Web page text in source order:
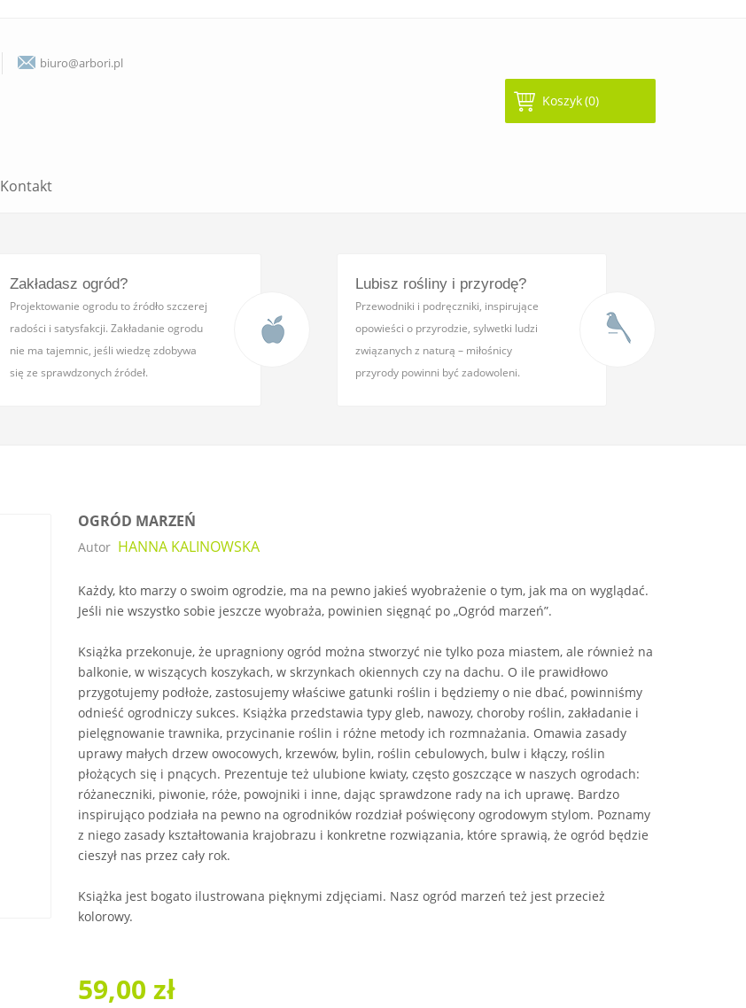
biuro@arbori.pl
Koszyk(0)
Kontakt
Zakładasz ogród?
Projektowanie ogrodu to źródło szczerej
radości i satysfakcji. Zakładanie ogrodu
nie ma tajemnic, jeśli wiedzę zdobywa
się ze sprawdzonych źródeł.
Lubisz rośliny i przyrodę?
Przewodniki i podręczniki, inspirujące
opowieści o przyrodzie, sylwetki ludzi
związanych z naturą – miłośnicy
przyrody powinni być zadowoleni.
OGRÓD MARZEŃ
Autor HANNA KALINOWSKA
Każdy, kto marzy o swoim ogrodzie, ma na pewno jakieś wyobrażenie o tym, jak ma on wyglądać.
Jeśli nie wszystko sobie jeszcze wyobraża, powinien sięgnąć po „Ogród marzeń”.
Książka przekonuje, że upragniony ogród można stworzyć nie tylko poza miastem, ale również na
balkonie, w wiszących koszykach, w skrzynkach okiennych czy na dachu. O ile prawidłowo
przygotujemy podłoże, zastosujemy właściwe gatunki roślin i będziemy o nie dbać, powinniśmy
odnieść ogrodniczy sukces. Książka przedstawia typy gleb, nawozy, choroby roślin, zakładanie i
pielęgnowanie trawnika, przycinanie roślin i różne metody ich rozmnażania. Omawia zasady
uprawy małych drzew owocowych, krzewów, bylin, roślin cebulowych, bulw i kłączy, roślin
płożących się i pnących. Prezentuje też ulubione kwiaty, często goszczące w naszych ogrodach:
różaneczniki, piwonie, róże, powojniki i inne, dając sprawdzone rady na ich uprawę. Bardzo
inspirująco podziała na pewno na ogrodników rozdział poświęcony ogrodowym stylom. Poznamy
z niego zasady kształtowania krajobrazu i konkretne rozwiązania, które sprawią, że ogród będzie
cieszył nas przez cały rok.
Książka jest bogato ilustrowana pięknymi zdjęciami. Nasz ogród marzeń też jest przecież
kolorowy.
59,00 zł